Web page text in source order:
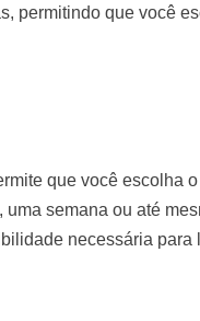
permitindo que você
que você escolha
semana ou até
necessária